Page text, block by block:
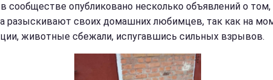
сообществе опубликовано несколько объявлений о том,
разыскивают своих домашних любимцев, так как на
животные сбежали, испугавшись сильных взрывов.